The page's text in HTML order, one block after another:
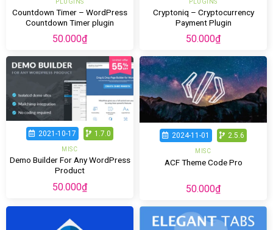
PLUGINS
Countdown Timer – WordPress
Countdown Timer plugin
50.000₫
PLUGINS
Cryptoniq – Cryptocurrency
Payment Plugin
50.000₫
2021-10-17 1.7.0
MISC
Demo Builder For Any WordPress
Product
50.000₫
2024-11-01 2.5.6
MISC
ACF Theme Code Pro
50.000₫